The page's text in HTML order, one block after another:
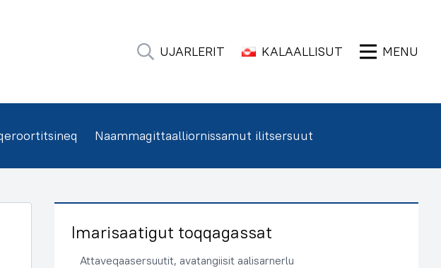
UJARLERIT KALAALLISUT MENU
Naammagittaalliornissamut ilitsersuut
Imarisaatigut toqqagassat
Attaveqaasersuutit, avatangiisit aalisarnerlu